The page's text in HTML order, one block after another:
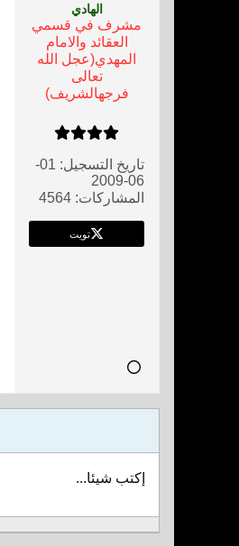
الهادي
مشرف في قسمي
العقائد والامام
المهدي(عجل الله
تعالى
فرجهالشريف)
تاريخ التسجيل:
01-
06-2009
المشاركات: 4564
تويت
إكتب شيئا...